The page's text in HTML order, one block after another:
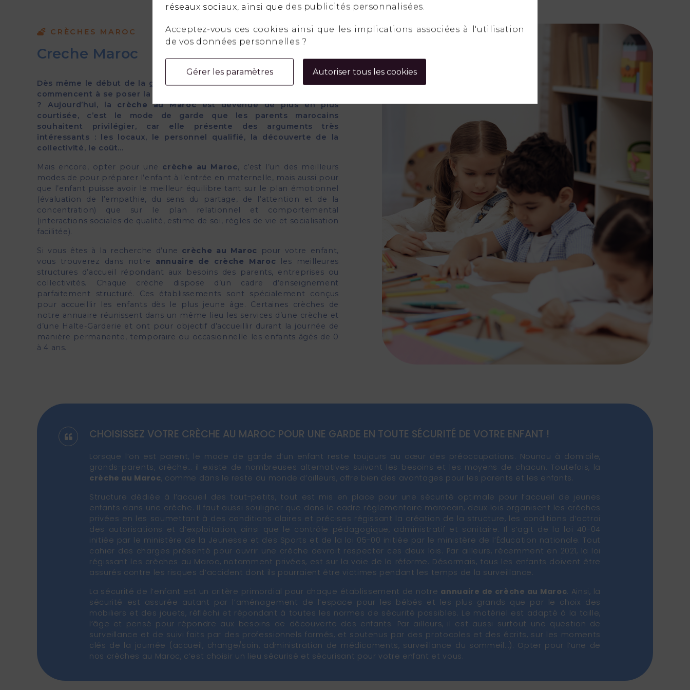
CRÈCHES MAROC
Creche Maroc
Dès même le début de la grossesse, nombreuses sont les familles qui
commencent à se poser la question du mode de garde : lequel choisir
? Aujourd’hui, la crèche au Marocest devenue de plus en plus
courtisée, c’est le mode de garde que les parents marocains
souhaitent privilégier, car elle présente des arguments très
intéressants : les locaux, le personnel qualifié, la découverte de la
collectivité, le coût…
Mais encore, opter pour une crèche au Maroc, c’est l’un des meilleurs
modes de pour préparer l’enfant à l’entrée en maternelle, mais aussi pour
que l’enfant puisse avoir le meilleur équilibre tant sur le plan émotionnel
(évaluation de l’empathie, du sens du partage, de l’attention et de la
concentration) que sur le plan relationnel et comportemental
(interactions sociales de qualité, estime de soi, règles de vie et socialisation
facilitée).
Si vous êtes à la recherche d’une crèche au Maroc
pour votre enfant,
vous trouverez dans notre annuaire de crèche Maroc les meilleures
structures d’accueil répondant aux besoins des parents, entreprises ou
collectivités. Chaque crèche dispose d’un cadre d’enseignement
parfaitement structuré. Ces établissements sont spécialement conçus
pour accueillir les enfants dès le plus jeune âge. Certaines crèches de
notre annuaire réunissent dans un même lieu les services d’une crèche et
d’une Halte-Garderie et ont pour objectif d’accueillir durant la journée de
manière permanente, temporaire ou occasionnelle les enfants âgés de 0
à 4 ans.
CHOISISSEZ VOTRE CRÈCHE AU MAROC POUR UNE GARDE EN TOUTE SÉCURITÉ DE VOTRE ENFANT !
Lorsque l’on est parent, le mode de garde d’un enfant reste toujours au cœur des préoccupations. Nounou à domicile,
grands-parents, crèche… il existe de nombreuses alternatives suivant les besoins et les moyens de chacun. Toutefois, la
crèche au Maroc, comme dans le reste du monde d’ailleurs, offre bien des avantages pour les parents et les enfants.
Structure dédiée à l’accueil des tout-petits, tout est mis en place pour une sécurité optimale pour l’accueil de jeunes
enfants dans une crèche. Il faut aussi souligner que dans le cadre réglementaire marocain, deux lois organisent les crèches
privées en les soumettant à des conditions claires et précises régissant la création de la structure, les conditions d’octroi
des autorisations et d’exploitation, ainsi que le contrôle pédagogique, administratif et sanitaire. Il s’agit de la loi 40-04
initiée par le ministère de la Jeunesse et des Sports et de la loi 05-00 initiée par le ministère de l’Éducation nationale. Tout
cahier des charges présenté pour ouvrir une crèche devrait respecter ces deux lois. Par ailleurs, récemment en 2021, la loi
régissant les crèches au Maroc, notamment privées, est sur la voie de la réforme. Désormais, tous les enfants doivent être
assurés contre les risques d’accident dont ils pourraient être victimes pendant les temps de la surveillance.
La sécurité de l’enfant est un critère primordial pour chaque établissement de notre annuaire de crèche au Maroc. Ainsi, la
sécurité est assurée autant par l’aménagement de l’espace pour les bébés et les plus grands que par le choix des
mobiliers et des jouets, réfléchi et répondant à toutes les normes de sécurité possibles. Le matériel est adapté à la taille,
l’âge et pensé pour répondre aux besoins de découverte des enfants. Par ailleurs, il est aussi surtout une question de
surveillance et de suivi faits par des professionnels formés, et soutenus par des protocoles et des écrits, sur les moments
clés de la journée (accueil, change/soin, administration de médicaments, surveillance du sommeil…). Opter pour l’une de
nos crèches au Maroc, c’est choisir un lieu sécurisé et sécurisant pour votre enfant et vous.
réseaux sociaux, ainsi que des publicités personnalisées.
Acceptez-vous ces cookies ainsi que les implications associées à l'utilisation
de vos données personnelles ?
Gérer les paramètres Autoriser tous les cookies